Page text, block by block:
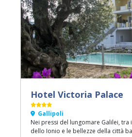
Hotel Victoria Palace
Gallipoli
Nei pressi del lungomare Galilei, tra
dello Ionio e le bellezze della città